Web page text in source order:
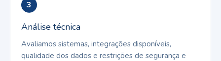
3
Análise técnica
Avaliamos sistemas, integrações disponíveis,
qualidade dos dados e restrições de segurança e